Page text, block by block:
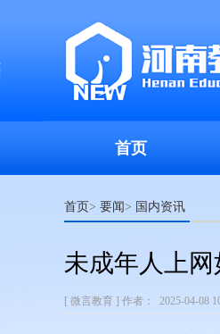
首页
首页> 要闻> 国内资讯
未成年人上
[ 微言教育 ] 作者： 2025-04-08